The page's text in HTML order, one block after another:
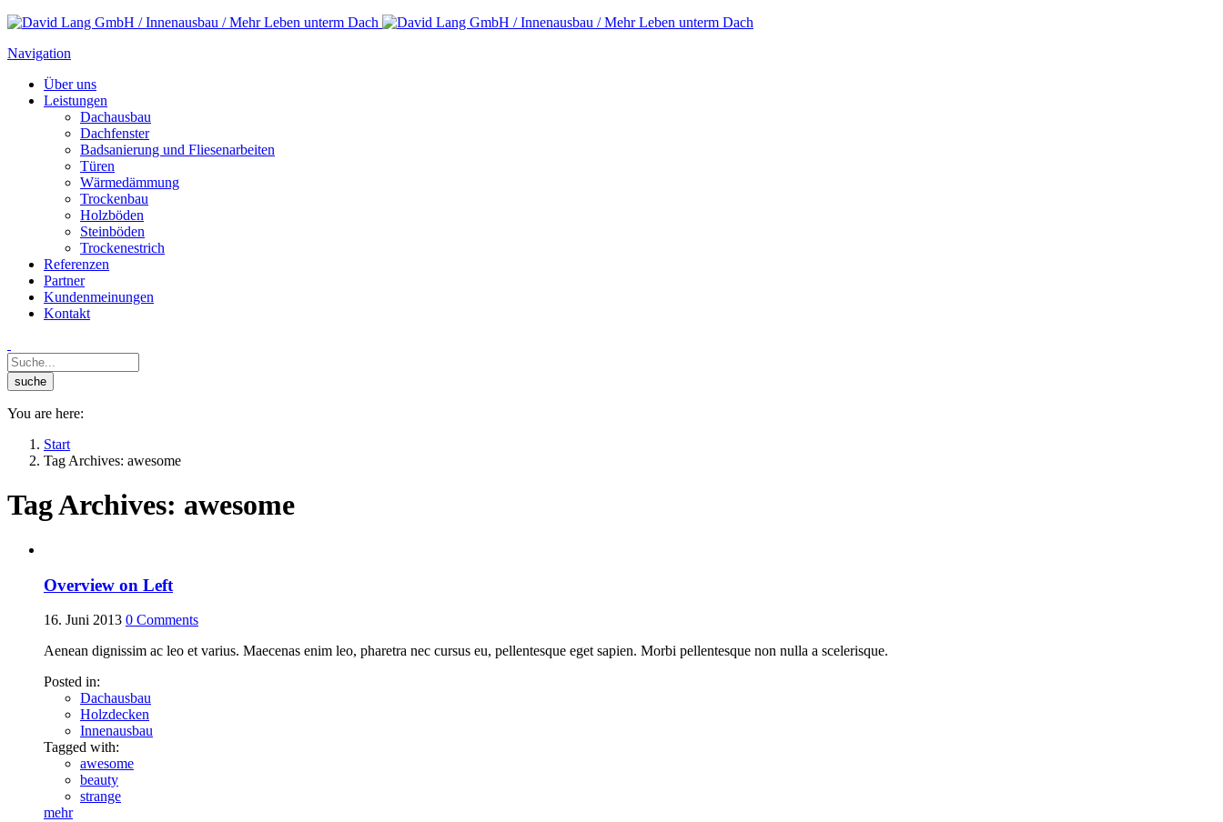
Navigation
Über uns
Leistungen
Dachausbau
Dachfenster
Badsanierung und Fliesenarbeiten
Türen
Wärmedämmung
Trockenbau
Holzböden
Steinböden
Trockenestrich
Referenzen
Partner
Kundenmeinungen
Kontakt
You are here:
Start
Tag Archives: awesome
Tag Archives: awesome
Overview on Left
16. Juni 2013 0 Comments
Aenean dignissim ac leo et varius. Maecenas enim leo, pharetra nec cursus eu, pellentesque eget sapien. Morbi pellentesque non nulla a scelerisque.
Posted in:
Dachausbau
Holzdecken
Innenausbau
Tagged with:
awesome
beauty
strange
mehr